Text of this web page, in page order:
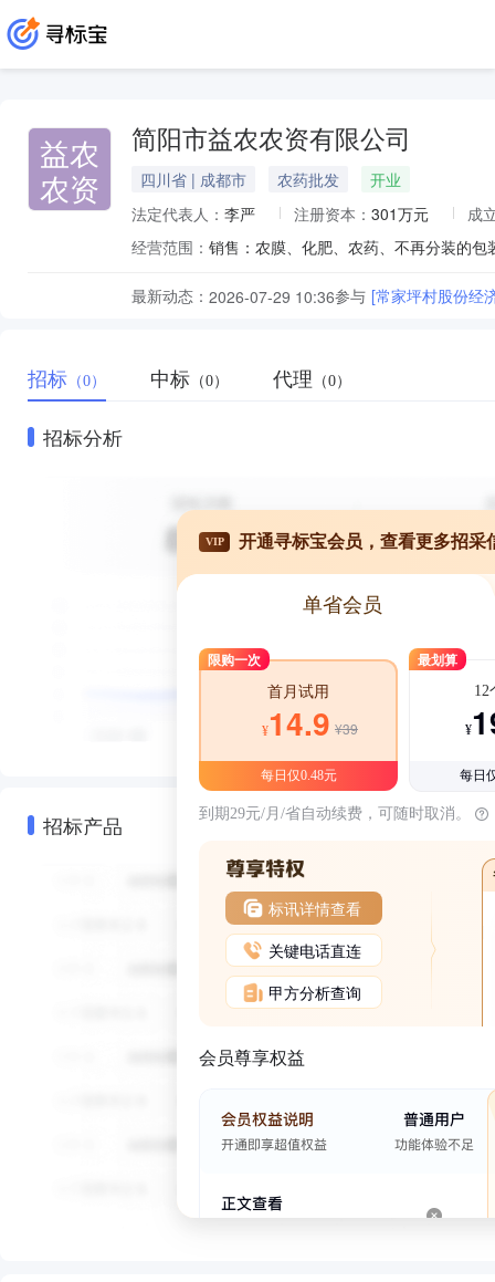
益农
农资
简阳市益农农资有限公司
四川省 | 成都市 农药批发
开业
法定代表人： 李严 注册资本： 301万元
成
经营范围：
最新动态： 2026-07-29 10:36参与 [常家坪村股份经
招标 （0） 中标 （0） 代理 （0）
招标分析
招标产品
VIP 开通寻标宝会员，查看更多招采
单省会员
限购一次
首月试用
¥14.9 ¥39
每日仅0.48元
最划算
12
¥
每日
到期29元/月/省自动续费，可随时取消。
标讯详情查看
关键电话直连
甲方分析查询
会员尊享权益